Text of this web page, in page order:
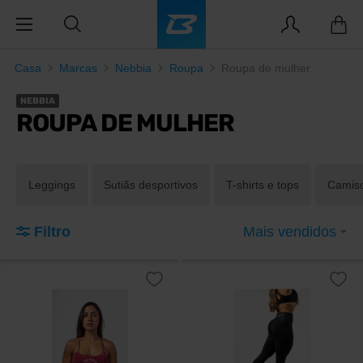
Casa Marcas Nebbia Roupa Roupa de mulher
NEBBIA
ROUPA DE MULHER
Leggings Sutiãs desportivos T-shirts e tops
Filtro Mais vendidos